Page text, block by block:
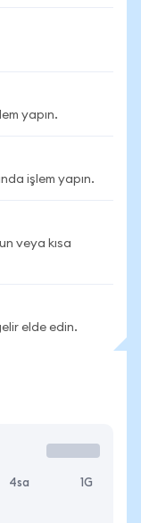
yapın.
işlem yapın.
veya kısa
elde edin.
4sa 1G